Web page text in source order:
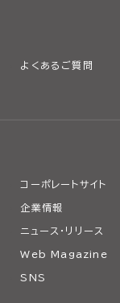
よくあるご質問
コーポレートサイト
企業情報
ニュース・リリース
Web Magazine
SNS